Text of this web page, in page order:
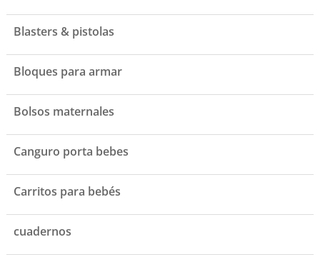
Blasters & pistolas
Bloques para armar
Bolsos maternales
Canguro porta bebes
Carritos para bebés
cuadernos